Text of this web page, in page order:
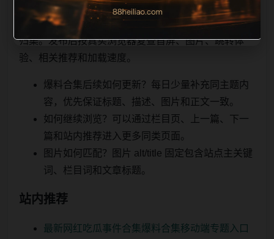
和重复首段，优先补充不同关键词、不同栏目词和不同
问题角度。栏目页则保留清晰入口，方便后续专题自动
归集。发布后按真实浏览器复查首屏、图片、跳转体
验、相关推荐和加载速度。
爆料合集后续如何更新？每日少量补充同主题内
容，优先保证标题、描述、图片和正文一致。
如何继续浏览？可以通过栏目页、上一篇、下一
篇和站内推荐进入更多同类页面。
图片如何匹配？图片 alt/title 固定包含站点主关键
词、栏目词和文章标题。
站内推荐
最新网红吃瓜事件合集爆料合集移动端专题入口